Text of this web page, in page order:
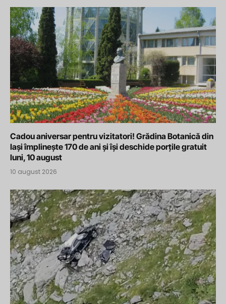
Cadou aniversar pentru vizitatori! Grădina Botanică din
Iași împlinește 170 de ani și își deschide porțile gratuit
luni, 10 august
10 august 2026